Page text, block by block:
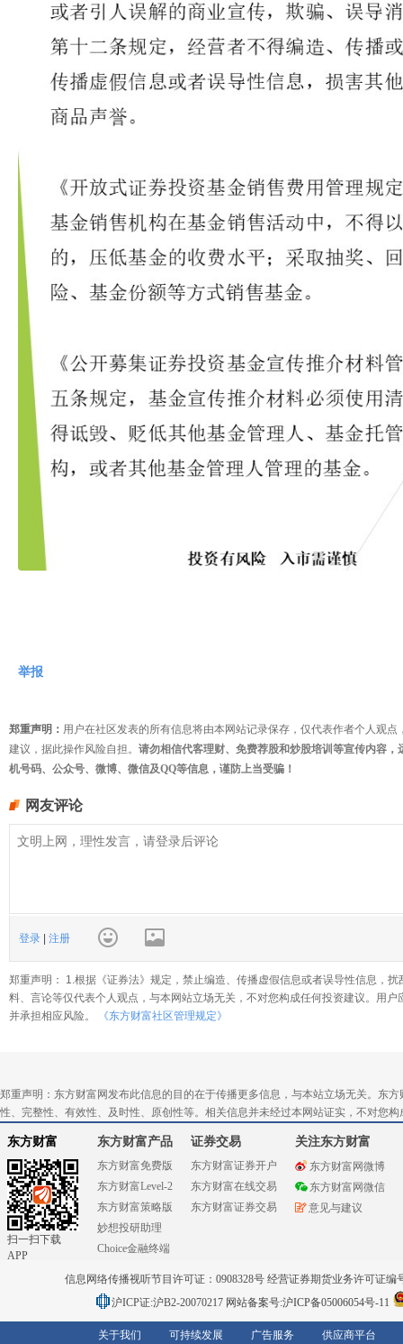
举报
郑重声明： 用户在社区发表的所有信息将由本网站记录保存，仅代表作者个人观
建议，据此操作风险自担。 请勿相信代客理财、免费荐股和炒股培训等宣传内容
机号码、公众号、微博、微信及QQ等信息，谨防上当受骗！
网友评论
登录 | 注册
郑重声明： 1.根据《证券法》规定，禁止编造、传播虚假信息或者误导性信息，
料、言论等仅代表个人观点，与本网站立场无关，不对您构成任何投资建议。用
并承担相应风险。
《东方财富社区管理规定》
郑重声明：东方财富网发布此信息的目的在于传播更多信息，与本站立场无关。东
性、完整性、有效性、及时性、原创性等。相关信息并未经过本网站证实，不对您
东方财富
扫一扫下载
APP
东方财富产品
东方财富免费版
东方财富Level-2
东方财富策略版
妙想投研助理
Choice金融终端
证券交易
东方财富证券开户
东方财富在线交易
东方财富证券交易
关注东方财富
东方财富网微博
东方财富网微信
意见与建议
信息网络传播视听节目许可证：0908328号 经营证券期货业务许可证编
沪ICP证:沪B2-20070217 网站备案号:沪ICP备05006054号-11
关于我们 可持续发展 广告服务 供应商平台